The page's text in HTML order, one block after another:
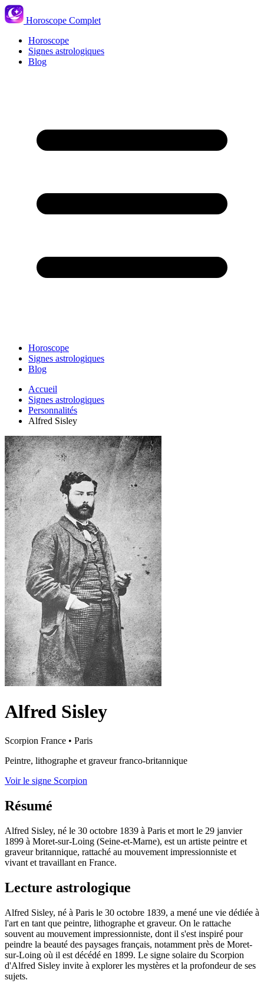
Horoscope Complet
Horoscope
Signes astrologiques
Blog
Horoscope
Signes astrologiques
Blog
Accueil
Signes astrologiques
Personnalités
Alfred Sisley
Alfred Sisley
Scorpion France • Paris
Peintre, lithographe et graveur franco-britannique
Voir le signe Scorpion
Résumé
Alfred Sisley, né le 30 octobre 1839 à Paris et mort le 29 janvier
1899 à Moret-sur-Loing (Seine-et-Marne), est un artiste peintre et
graveur britannique, rattaché au mouvement impressionniste et
vivant et travaillant en France.
Lecture astrologique
Alfred Sisley, né à Paris le 30 octobre 1839, a mené une vie dédiée à
l'art en tant que peintre, lithographe et graveur. On le rattache
souvent au mouvement impressionniste, dont il s'est inspiré pour
peindre la beauté des paysages français, notamment près de Moret-
sur-Loing où il est décédé en 1899. Le signe solaire du Scorpion
d'Alfred Sisley invite à explorer les mystères et la profondeur de ses
sujets.